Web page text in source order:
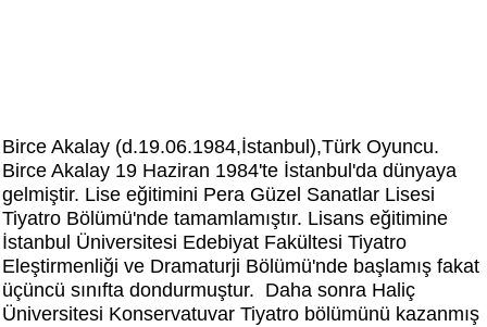
Birce Akalay (d.19.06.1984,İstanbul),Türk Oyuncu.
Birce Akalay 19 Haziran 1984'te İstanbul'da dünyaya
gelmiştir. Lise eğitimini Pera Güzel Sanatlar Lisesi
Tiyatro Bölümü'nde tamamlamıştır. Lisans eğitimine
İstanbul Üniversitesi Edebiyat Fakültesi Tiyatro
Eleştirmenliği ve Dramaturji Bölümü'nde başlamış fakat
üçüncü sınıfta dondurmuştur. Daha sonra Haliç
Üniversitesi Konservatuvar Tiyatro bölümünü kazanmış